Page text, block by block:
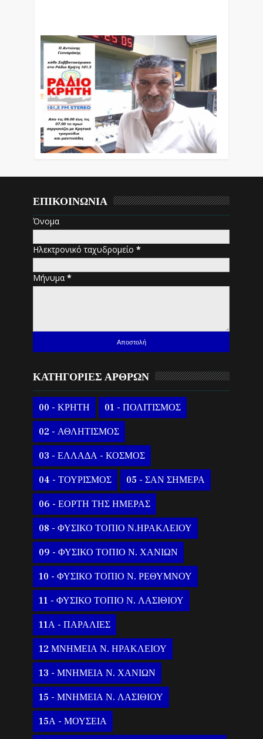
ΕΠΙΚΟΙΝΩΝΙΑ
Όνομα
Ηλεκτρονικό ταχυδρομείο*
Μήνυμα*
ΚΑΤΗΓΟΡΙΕΣ ΑΡΘΡΩΝ
00 - ΚΡΗΤΗ 01 - ΠΟΛΙΤΙΣΜΟΣ
02 - ΑΘΛΗΤΙΣΜΟΣ
03 - ΕΛΛΑΔΑ - ΚΟΣΜΟΣ
04 - ΤΟΥΡΙΣΜΟΣ 05 - ΣΑΝ ΣΗΜΕΡΑ
06 - ΕΟΡΤΗ ΤΗΣ ΗΜΕΡΑΣ
08 - ΦΥΣΙΚΟ ΤΟΠΙΟ Ν.ΗΡΑΚΛΕΙΟΥ
09 - ΦΥΣΙΚΟ ΤΟΠΙΟ Ν. ΧΑΝΙΩΝ
10 - ΦΥΣΙΚΟ ΤΟΠΙΟ Ν. ΡΕΘΥΜΝΟΥ
11 - ΦΥΣΙΚΟ ΤΟΠΙΟ Ν. ΛΑΣΙΘΙΟΥ
11Α - ΠΑΡΑΛΙΕΣ
12 ΜΝΗΜΕΙΑ Ν. ΗΡΑΚΛΕΙΟΥ
13 - ΜΝΗΜΕΙΑ Ν. ΧΑΝΙΩΝ
15 - ΜΝΗΜΕΙΑ Ν. ΛΑΣΙΘΙΟΥ
15Α - ΜΟΥΣΕΙΑ